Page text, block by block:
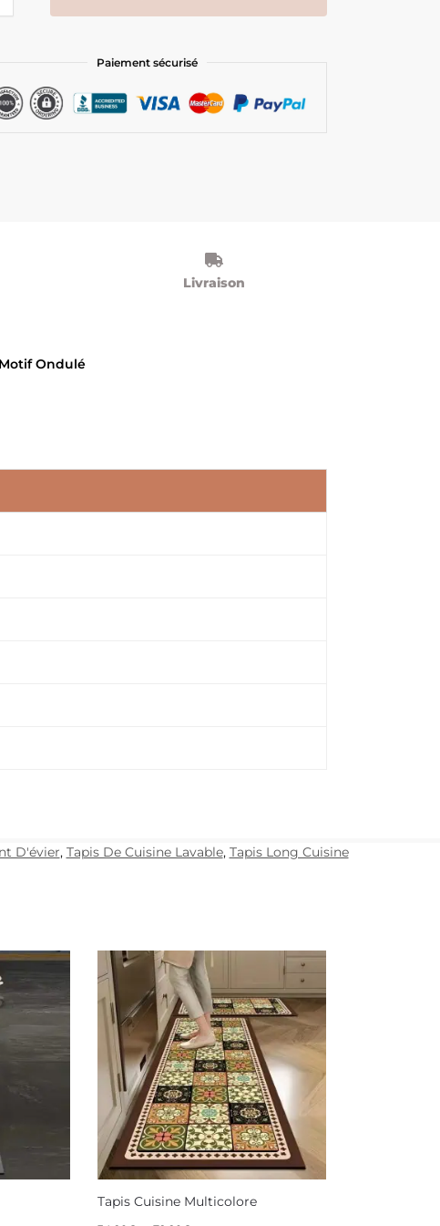
Paiement sécurisé
Livraison
Ondulé
D'évier, Tapis De Cuisine Lavable, Tapis Long Cuisine
Tapis Cuisine Multicolore